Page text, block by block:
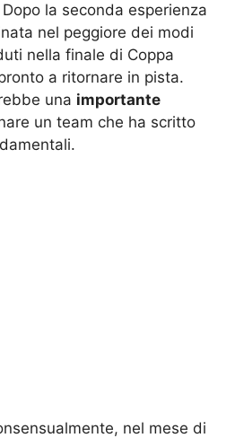
Dopo la seconda esperienza
nel peggiore dei modi
nella finale di Coppa
a ritornare in pista.
una importante
un team che ha scritto
nel mese di